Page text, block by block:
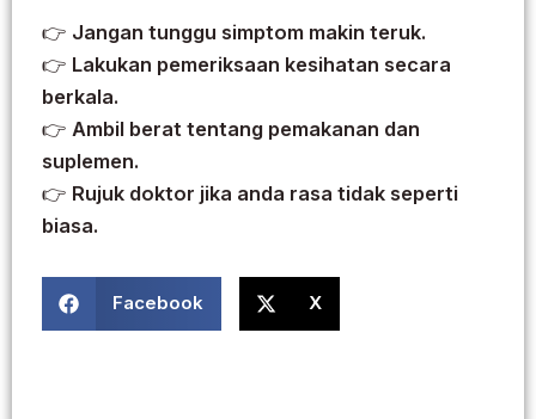
👉 Jangan tunggu simptom makin teruk.
👉 Lakukan pemeriksaan kesihatan secara
berkala.
👉 Ambil berat tentang pemakanan dan
suplemen.
👉 Rujuk doktor jika anda rasa tidak seperti
biasa.
Facebook X